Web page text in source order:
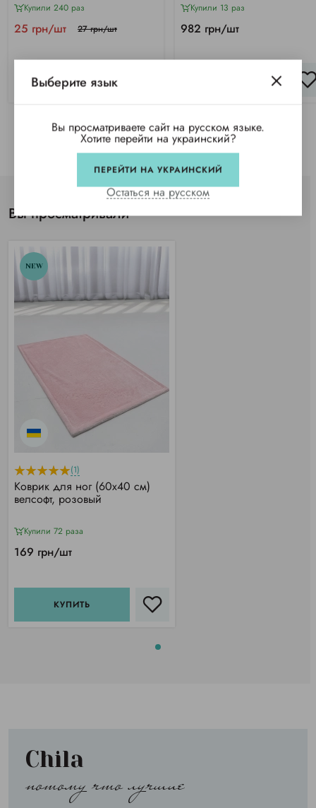
Купили 240 раз
25 грн/шт 27 грн/шт
КУПИТЬ
Купили 13 раз
982 грн/шт
Вы просматривали
NEW
(1)
Коврик для ног (60х40 см)
велсофт, розовый
Купили 72 раза
169 грн/шт
КУПИТЬ
Chila
потому что лучшие
Выберите язык
Вы просматриваете сайт на русском языке.
Хотите перейти на украинский?
ПЕРЕЙТИ НА УКРАИНСКИЙ
Остаться на русском